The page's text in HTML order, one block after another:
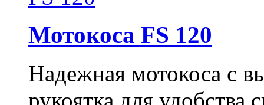
Мотокоса FS 120
Надежная мотокоса с
рукоятка для удобства